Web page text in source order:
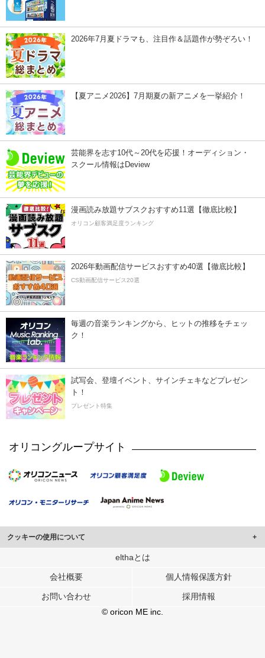
2026年7月夏ドラマも、注目作＆話題作が勢ぞろい！
【夏アニメ2026】7月期夏の新アニメを一挙紹介！
芸能界を志す10代～20代を応援！オーディション・
スクール情報はDeview
漫画読み放題サブスクおすすめ11選【徹底比較】
オリコン顧客満足度ランキング
2026年動画配信サービスおすすめ40選【徹底比較】
CS動画配信サービス20選
毎週の音楽ランキングから、ヒットの推移をチェッ
ク！
試写会、登壇イベント、サインチェキなどプレゼン
ト！
プレゼント特集
オリコングループサイト
クッキーの使用について
このサイトでは Cookie を使用して、ユーザーに合わせたコンテンツや広告の
行っています。
メディアや広告配信、データ解析の各パートナーに提供しています。
各パートナーは、この情報とユーザーが各パートナーに提供した他の情報や、
ユーザーが各パートナーのサービスを使用したときに収集した他の情報を組み
elthaとは
会社概要 個人情報保護方針
お問い合わせ
採用情報
© oricon ME inc.